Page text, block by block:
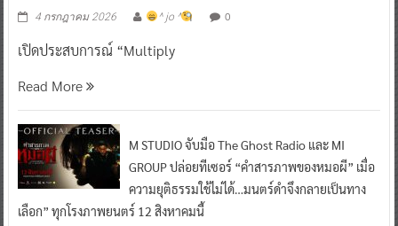
4 กรกฎาคม 2026 ^ jo ^ 0
เปิดประสบการณ์ “Multiply
Read More
M STUDIO จับมือ The Ghost Radio และ MI
GROUP ปล่อยทีเซอร์ “คำสารภาพของหมอผี” เมื่อ
ความยุติธรรมใช้ไม่ได้…มนตร์ดำจึงกลายเป็นทาง
เลือก” ทุกโรงภาพยนตร์ 12 สิงหาคมนี้